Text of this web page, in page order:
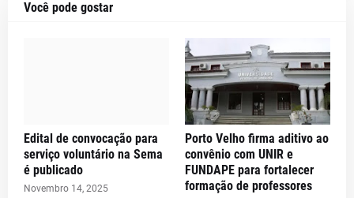
Você pode gostar
Edital de convocação para
serviço voluntário na Sema
é publicado
Novembro 14, 2025
Porto Velho firma aditivo ao
convênio com UNIR e
FUNDAPE para fortalecer
formação de professores